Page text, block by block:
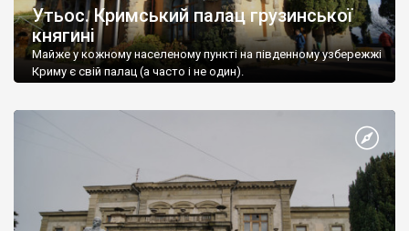
Утьос. Кримський палац грузинської
княгині
Майже у кожному населеному пункті на південному узбережжі
Криму є свій палац (а часто і не один).